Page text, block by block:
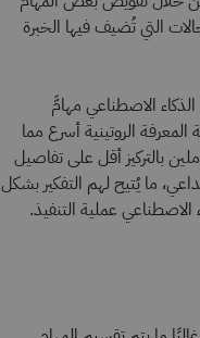
التي تُضيف فيها الخبرة
الاصطناعي مهامَّ
الروتينية أسرع مما
بالتركيز أقل على تفاصيل
ما يُتيح لهم التفكير بشكل
الاصطناعي عملية التنفيذ.